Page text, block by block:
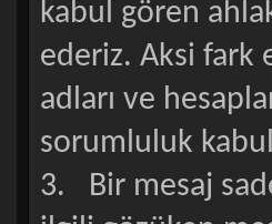
kabul gören
ederiz. Aksi fark
adları ve
sorumluluk
3. Bir mesaj